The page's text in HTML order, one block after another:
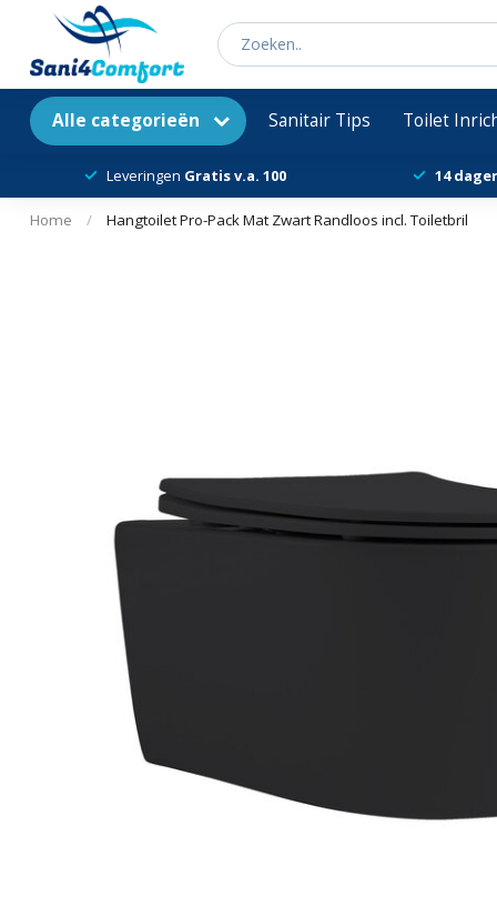
Alle categorieën Sanitair Tips Toilet
Leveringen Gratis v.a. 100 14
Home / Hangtoilet Pro-Pack Mat Zwart Randloos incl. Toiletbril